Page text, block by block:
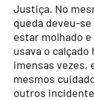
Justiça. No
queda deveu-
estar molhado
usava o
imensas vezes,
mesmos
outros